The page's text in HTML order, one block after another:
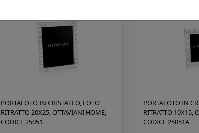
PORTAFOTO IN CRISTALLO, FOTO
RITRATTO 20X25, OTTAVIANI HOME,
CODICE 25051
PORTAFOTO IN
RITRATTO 10X15,
CODICE 25051A